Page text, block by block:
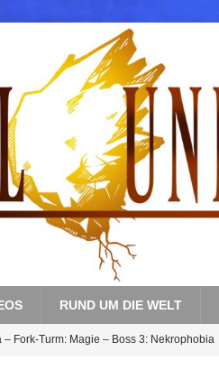
RUND UM DIE WELT
– Fork-Turm: Magie – Boss 3: Nekrophobia